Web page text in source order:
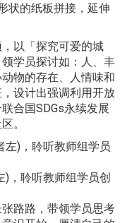
状的纸板拼接，延伸
以「探究可爱的城
学员探讨如：人、丰
物的存在、人情味和
设计出强调利用开放
合国SDGs永续发展
。
)，聆听教师组学员创
路路，带领学员思考